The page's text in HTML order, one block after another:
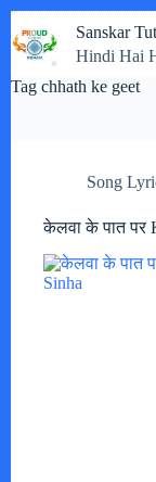
to
content
Sanskar
Hindi Hai
Tag chhath ke geet
Song
केलवा के पात पर